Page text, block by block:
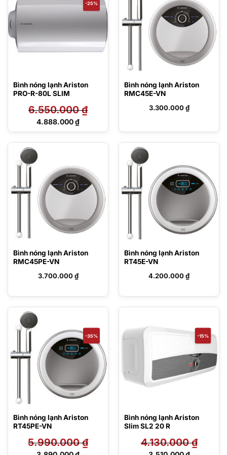
-25%
Bình nóng lạnh Ariston
PRO-R-80L SLIM
6.550.000₫
Giá
6.550.000 ₫.
4.888.000₫
Giá
Bình nóng lạnh Ariston
RMC45E-VN
3.300.000₫
Bình nóng lạnh Ariston
RMC45PE-VN
3.700.000₫
Bình nóng lạnh Ariston
RT45E-VN
4.200.000₫
-35%
Bình nóng lạnh Ariston
RT45PE-VN
5.990.000₫
-15%
Bình nóng lạnh Ariston
Slim SL2 20 R
4.130.000₫